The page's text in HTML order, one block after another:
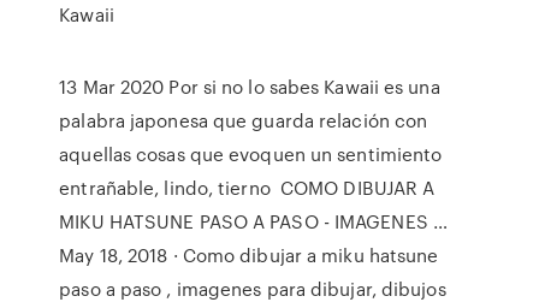
Kawaii
13 Mar 2020 Por si no lo sabes Kawaii es una
palabra japonesa que guarda relación con
aquellas cosas que evoquen un sentimiento
entrañable, lindo, tierno COMO DIBUJAR A
MIKU HATSUNE PASO A PASO - IMAGENES …
May 18, 2018 · Como dibujar a miku hatsune
paso a paso , imagenes para dibujar, dibujos